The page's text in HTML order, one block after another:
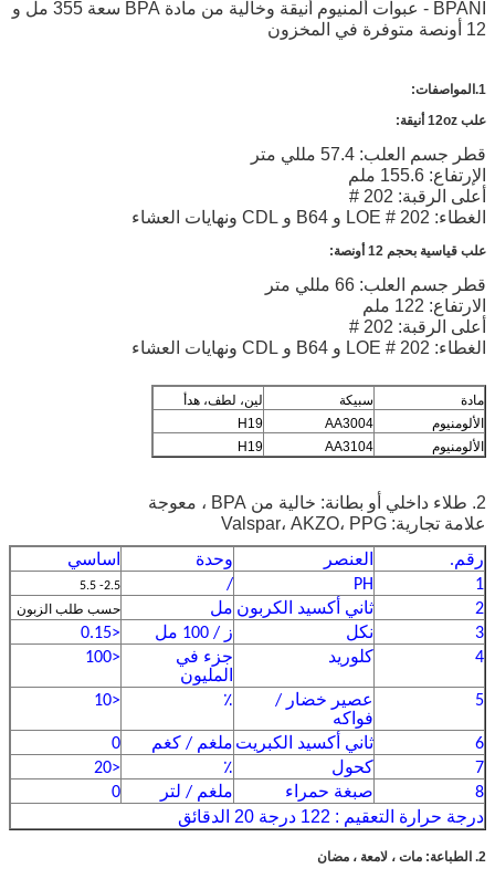
BPANI - عبوات ألمنيوم أنيقة وخالية من مادة BPA سعة 355 مل و
12 أونصة متوفرة في المخزون
1.المواصفات:
علب 12oz أنيقة:
قطر جسم العلب: 57.4 مللي متر
الإرتفاع: 155.6 ملم
أعلى الرقبة: 202 #
الغطاء: 202 # LOE و B64 و CDL ونهايات العشاء
علب قياسية بحجم 12 أونصة:
قطر جسم العلب: 66 مللي متر
الارتفاع: 122 ملم
أعلى الرقبة: 202 #
الغطاء: 202 # LOE و B64 و CDL ونهايات العشاء
مادة سبيكة
لين، لطف، هدأ
الألومنيوم
AA3004
H19
الألومنيوم
AA3104
H19
2. طلاء داخلي أو بطانة: خالية من BPA ، معوجة
علامة تجارية: Valspar، AKZO، PPG
رقم. العنصر وحدة
اساسي
1
PH
/
2.5- 5.5
2 ثاني أكسيد الكربون مل حسب طلب الزبون
3 نكل ز / 100 مل
<0.15
4
كلوريد
جزء في
المليون
<100
5
عصير خضار /
فواكه
٪ <10
6 ثاني أكسيد الكبريت ملغم / كغم
0
7
كحول ٪
<20
8
صبغة حمراء ملغم / لتر
0
درجة حرارة التعقيم : 122 درجة 20 الدقائق
2. الطباعة: مات ، لامعة ، مضان